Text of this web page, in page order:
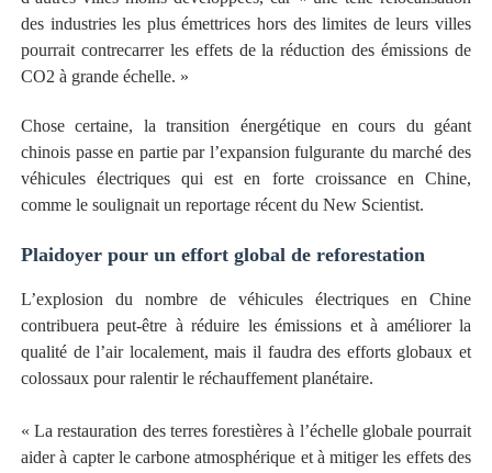
des industries les plus émettrices hors des limites de leurs villes
pourrait contrecarrer les effets de la réduction des émissions de
CO2 à grande échelle. »
Chose certaine, la transition énergétique en cours du géant
chinois passe en partie par l’expansion fulgurante du marché des
véhicules électriques qui est en forte croissance en Chine,
comme le soulignait un reportage récent du New Scientist.
Plaidoyer pour un effort global de reforestation
L’explosion du nombre de véhicules électriques en Chine
contribuera peut-être à réduire les émissions et à améliorer la
qualité de l’air localement, mais il faudra des efforts globaux et
colossaux pour ralentir le réchauffement planétaire.
« La restauration des terres forestières à l’échelle globale pourrait
aider à capter le carbone atmosphérique et à mitiger les effets des